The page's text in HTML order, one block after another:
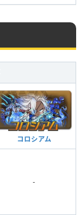
コロシアム
-